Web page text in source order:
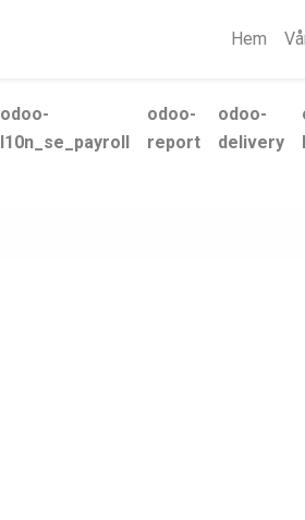
Hem
odoo-
l10n_se_payroll
odoo-
report
odoo-
delivery